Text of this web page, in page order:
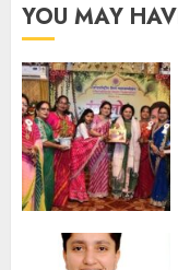
YOU MAY